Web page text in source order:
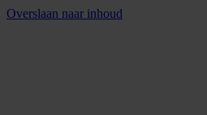
Overslaan naar inhoud